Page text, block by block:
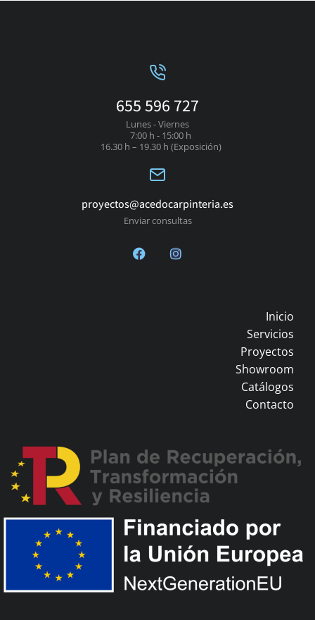
655 596 727
Lunes - Viernes
7:00 h - 15:00 h
16.30 h – 19.30 h (Exposición)
proyectos@acedocarpinteria.es
Enviar consultas
Inicio
Servicios
Proyectos
Showroom
Catálogos
Contacto